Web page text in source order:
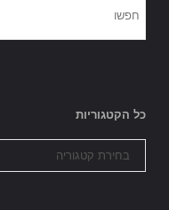
כל הקטגוריות
הקטגוריות